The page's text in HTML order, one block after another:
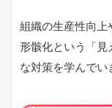
組織の生産性向上
形骸化という「見
な対策を学んでい